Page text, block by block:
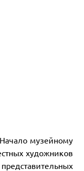
Начало музейному
художников